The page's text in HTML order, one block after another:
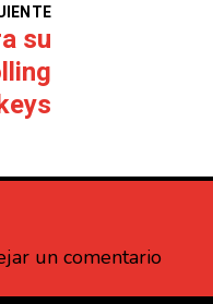
su
un comentario